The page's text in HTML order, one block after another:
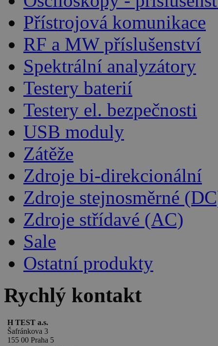
Přístrojová komunikace
RF a MW příslušenství
Spektrální analyzátory
Testery baterií
Testery el. bezpečnosti
USB moduly
Zátěže
Zdroje bi-direkcionální
Zdroje stejnosměrné
Zdroje střídavé (AC)
Sale
Ostatní produkty
Rychlý kontakt
H TEST a.s.
Šafránkova 3
155 00 Praha 5